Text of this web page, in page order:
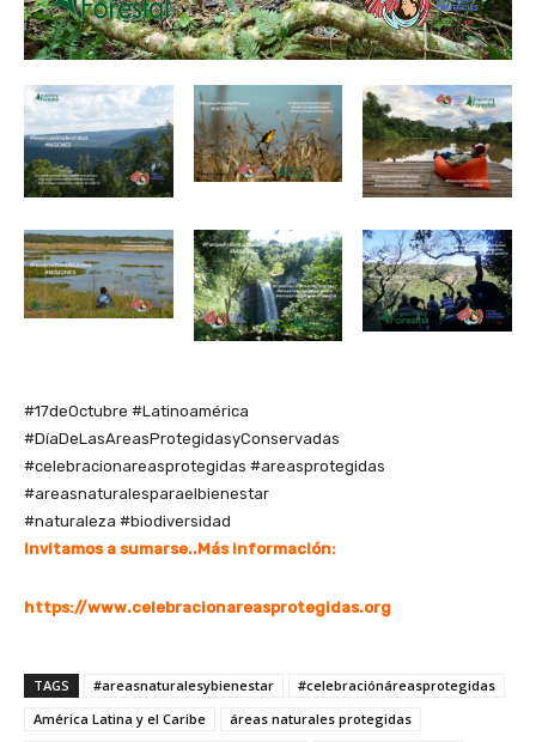
#17deOctubre #Latinoamérica
#DíaDeLasAreasProtegidasyConservadas
#celebracionareasprotegidas #areasprotegidas
#areasnaturalesparaelbienestar
#naturaleza #biodiversidad
Invitamos a sumarse..Más información:
https://www.celebracionareasprotegidas.org
TAGS #areasnaturalesybienestar
#celebraciónáreasprotegidas
América Latina y el Caribe
áreas naturales protegidas